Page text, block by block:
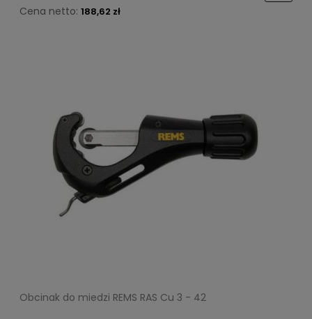
Cena netto: 188,62 zł
Obcinak do miedzi REMS RAS Cu 3 - 42